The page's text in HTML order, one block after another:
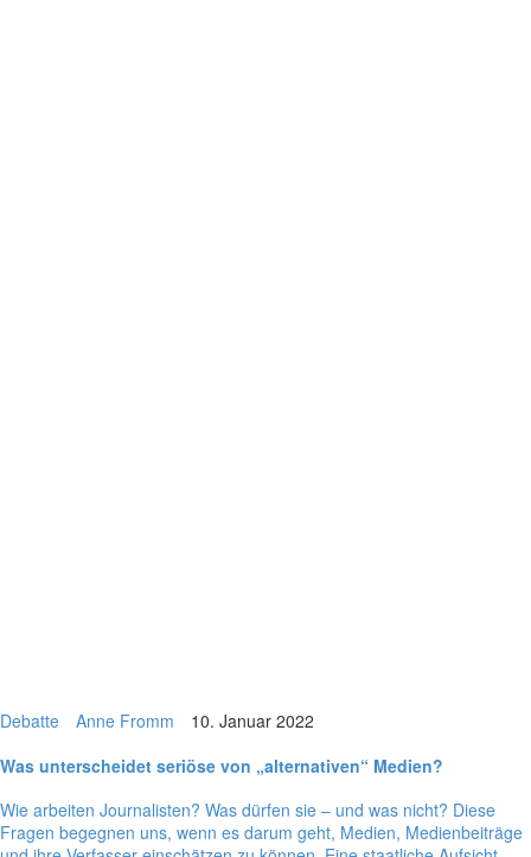
Debatte Anne Fromm 10. Januar 2022
Was unter­schei­det seriöse von „alter­na­ti­ven“ Medien?
Wie arbei­ten Jour­na­lis­ten? Was dürfen sie – und was nicht? Diese
Fragen begeg­nen uns, wenn es darum geht, Medien, Medi­en­bei­träge